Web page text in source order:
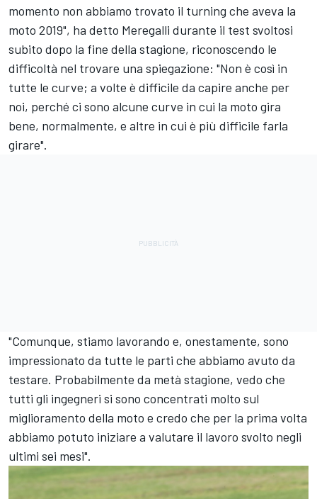
momento non abbiamo trovato il turning che aveva la
moto 2019", ha detto Meregalli durante il test svoltosi
subito dopo la fine della stagione, riconoscendo le
difficoltà nel trovare una spiegazione: "Non è così in
tutte le curve; a volte è difficile da capire anche per
noi, perché ci sono alcune curve in cui la moto gira
bene, normalmente, e altre in cui è più difficile farla
girare".
"Comunque, stiamo lavorando e, onestamente, sono
impressionato da tutte le parti che abbiamo avuto da
testare. Probabilmente da metà stagione, vedo che
tutti gli ingegneri si sono concentrati molto sul
miglioramento della moto e credo che per la prima volta
abbiamo potuto iniziare a valutare il lavoro svolto negli
ultimi sei mesi".